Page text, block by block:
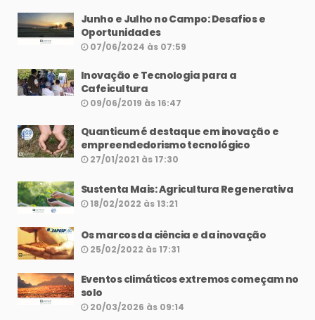
Junho e Julho no Campo: Desafios e
Oportunidades
07/06/2024 às 07:59
Inovação e Tecnologia para a
Cafeicultura
09/06/2019 às 16:47
Quanticum é destaque em inovação e
empreendedorismo tecnológico
27/01/2021 às 17:30
Sustenta Mais: Agricultura Regenerativa
18/02/2022 às 13:21
Os marcos da ciência e da inovação
25/02/2022 às 17:31
Eventos climáticos extremos começam no
solo
20/03/2026 às 09:14